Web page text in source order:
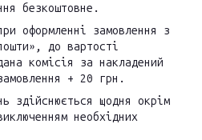
безкоштовне.
оформленні замовлення з
до вартості
комісія за накладений
+ 20 грн.
здійснюється щодня окрім
необхідних